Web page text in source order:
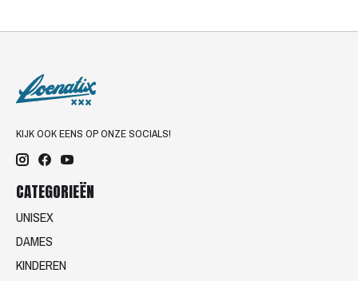
KIJK OOK EENS OP ONZE SOCIALS!
CATEGORIEËN
UNISEX
DAMES
KINDEREN